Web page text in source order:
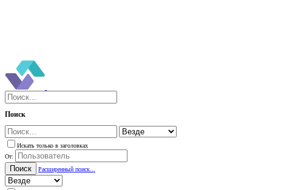
Поиск
Искать только в заголовках
От:
Поиск Расширенный поиск...